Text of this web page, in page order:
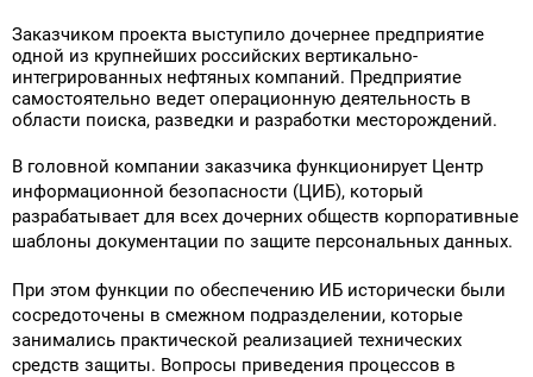
Поставка программного обеспечения и оборудования
Заказчиком проекта выступило дочернее предприятие
одной из крупнейших российских вертикально-
интегрированных нефтяных компаний. Предприятие
самостоятельно ведет операционную деятельность в
области поиска, разведки и разработки месторождений.
В головной компании заказчика функционирует Центр
информационной безопасности (ЦИБ), который
разрабатывает для всех дочерних обществ корпоративные
шаблоны документации по защите персональных данных.
При этом функции по обеспечению ИБ исторически были
сосредоточены в смежном подразделении, которые
занимались практической реализацией технических
средств защиты. Вопросы приведения процессов в